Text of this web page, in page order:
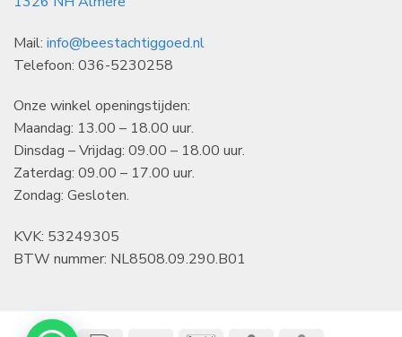
Mail: info@beestachtiggoed.nl
Telefoon: 036-5230258
Onze winkel openingstijden:
Maandag: 13.00 – 18.00 uur.
Dinsdag – Vrijdag: 09.00 – 18.00 uur.
Zaterdag: 09.00 – 17.00 uur.
Zondag: Gesloten.
KVK: 53249305
BTW nummer: NL8508.09.290.B01